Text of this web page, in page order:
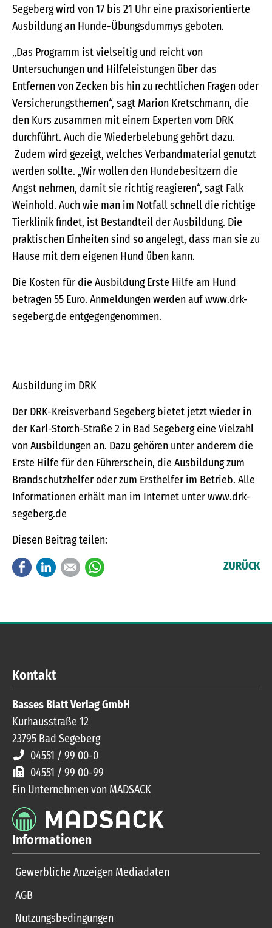
Segeberg wird von 17 bis 21 Uhr eine praxisorientierte
Ausbildung an Hunde-Übungsdummys geboten.
„Das Programm ist vielseitig und reicht von
Untersuchungen und Hilfeleistungen über das
Entfernen von Zecken bis hin zu rechtlichen Fragen oder
Versicherungsthemen“, sagt Marion Kretschmann, die
den Kurs zusammen mit einem Experten vom DRK
durchführt. Auch die Wiederbelebung gehört dazu.
Zudem wird gezeigt, welches Verbandmaterial genutzt
werden sollte. „Wir wollen den Hundebesitzern die
Angst nehmen, damit sie richtig reagieren“, sagt Falk
Weinhold. Auch wie man im Notfall schnell die richtige
Tierklinik findet, ist Bestandteil der Ausbildung. Die
praktischen Einheiten sind so angelegt, dass man sie zu
Hause mit dem eigenen Hund üben kann.
Die Kosten für die Ausbildung Erste Hilfe am Hund
betragen 55 Euro. Anmeldungen werden auf www.drk-
segeberg.de entgegengenommen.
Ausbildung im DRK
Der DRK-Kreisverband Segeberg bietet jetzt wieder in
der Karl-Storch-Straße 2 in Bad Segeberg eine Vielzahl
von Ausbildungen an. Dazu gehören unter anderem die
Erste Hilfe für den Führerschein, die Ausbildung zum
Brandschutzhelfer oder zum Ersthelfer im Betrieb. Alle
Informationen erhält man im Internet unter www.drk-
segeberg.de
Diesen Beitrag teilen:
FacebookLinkedInE-mail ZURÜCK
Kontakt
Basses Blatt Verlag GmbH
Kurhausstraße 12
23795 Bad Segeberg
04551 / 99 00-0
04551 / 99 00-99
Ein Unternehmen von MADSACK
Informationen
Gewerbliche Anzeigen Mediadaten
AGB
Nutzungsbedingungen